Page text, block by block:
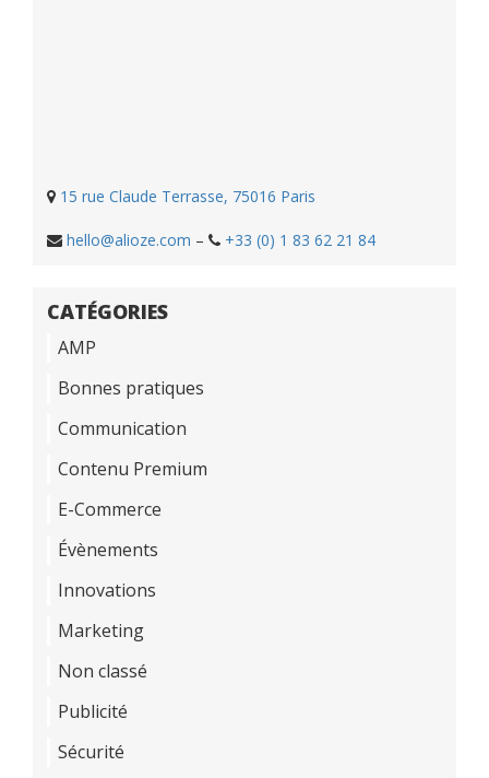
15 rue Claude Terrasse, 75016 Paris
hello@alioze.com – +33 (0) 1 83 62 21 84
CATÉGORIES
AMP
Bonnes pratiques
Communication
Contenu Premium
E-Commerce
Évènements
Innovations
Marketing
Non classé
Publicité
Sécurité